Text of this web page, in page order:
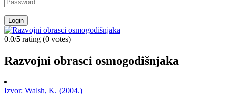
0.0/5 rating (0 votes)
Razvojni obrasci osmogodišnjaka
Izvor: Walsh, K. (2004.)